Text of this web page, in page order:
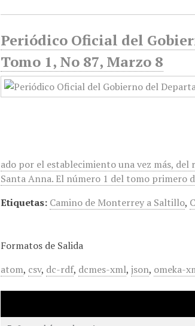
Periódico Oficial del
Tomo 1, No 87, Marzo 8
ado por el establecimiento una vez más,
Santa Anna. El número 1 del tomo primero
Etiquetas: Camino de Monterrey a Saltillo,
Formatos de Salida
atom, csv, dc-rdf, dcmes-xml,json, omeka-